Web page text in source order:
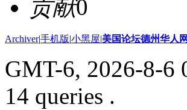
贡献0
Archiver|手机版|小黑屋|美国论坛德州华人网
GMT-6, 2026-8-6
14 queries .